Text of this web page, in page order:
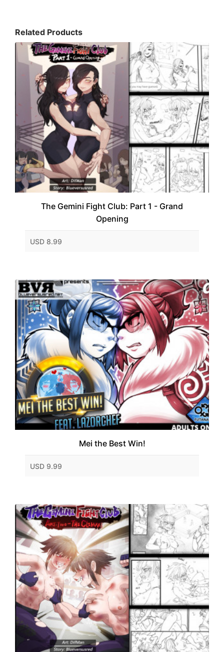
Related Products
The Gemini Fight Club: Part 1 - Grand
Opening
USD 8.99
Mei the Best Win!
USD 9.99